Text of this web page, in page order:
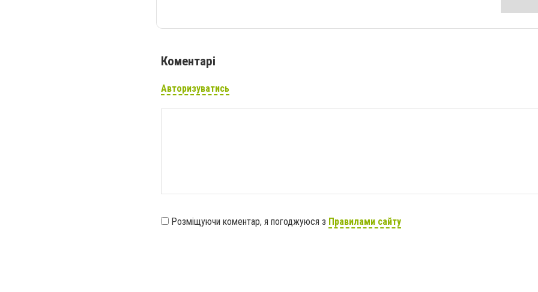
Коментарі
Авторизуватись
Розміщуючи коментар, я погоджуюся з Правилами сайту